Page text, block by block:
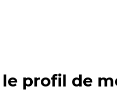
le profil de